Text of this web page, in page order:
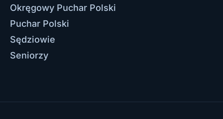
Okręgowy Puchar Polski
Puchar Polski
Sędziowie
Seniorzy